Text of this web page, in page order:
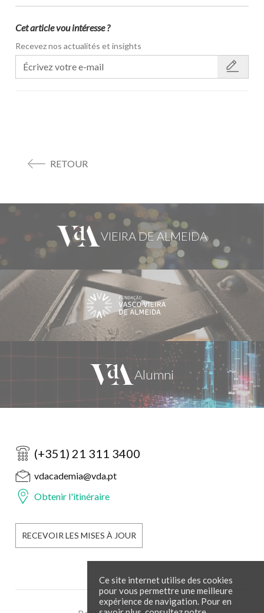
Cet article vou intéresse ?
Recevez nos actualités et insights
RETOUR
(+351) 21 311 3400
vdacademia@vda.pt
Obtenir l'itinéraire
RECEVOIR LES MISES À JOUR
Ce site internet utilise des cookies
pour vous permettre une meilleure
expérience de navigation. Pour en